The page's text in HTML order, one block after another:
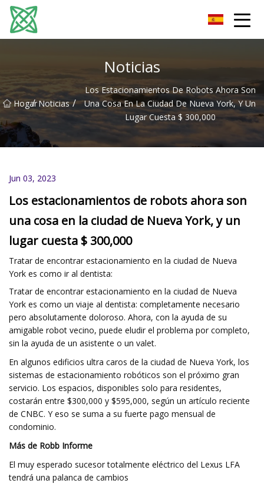
Noticias
Hogar
/ Noticias /
Los Estacionamientos De Robots Ahora Son
Una Cosa En La Ciudad De Nueva York, Y Un
Lugar Cuesta $ 300,000
Jun 03, 2023
Los estacionamientos de robots ahora son
una cosa en la ciudad de Nueva York, y un
lugar cuesta $ 300,000
Tratar de encontrar estacionamiento en la ciudad de Nueva
York es como ir al dentista:
Tratar de encontrar estacionamiento en la ciudad de Nueva
York es como un viaje al dentista: completamente necesario
pero absolutamente doloroso. Ahora, con la ayuda de su
amigable robot vecino, puede eludir el problema por completo,
sin la ayuda de un asistente o un valet.
En algunos edificios ultra caros de la ciudad de Nueva York, los
sistemas de estacionamiento robóticos son el próximo gran
servicio. Los espacios, disponibles solo para residentes,
costarán entre $300,000 y $595,000, según un artículo reciente
de CNBC. Y eso se suma a su fuerte pago mensual de
condominio.
Más de Robb Informe
El muy esperado sucesor totalmente eléctrico del Lexus LFA
tendrá una palanca de cambios